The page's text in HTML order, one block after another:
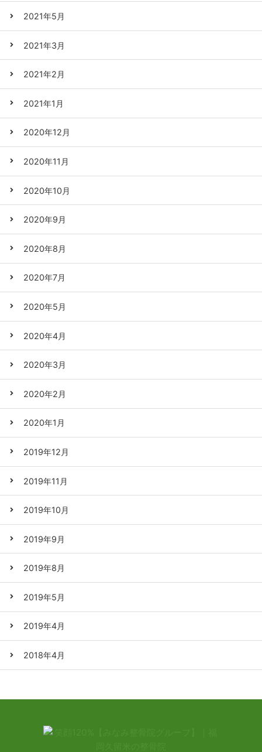
2021年5月
2021年3月
2021年2月
2021年1月
2020年12月
2020年11月
2020年10月
2020年9月
2020年8月
2020年7月
2020年5月
2020年4月
2020年3月
2020年2月
2020年1月
2019年12月
2019年11月
2019年10月
2019年9月
2019年8月
2019年5月
2019年4月
2018年4月